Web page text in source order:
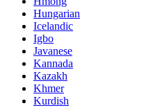
Hungarian
Icelandic
Igbo
Javanese
Kannada
Kazakh
Khmer
Kurdish